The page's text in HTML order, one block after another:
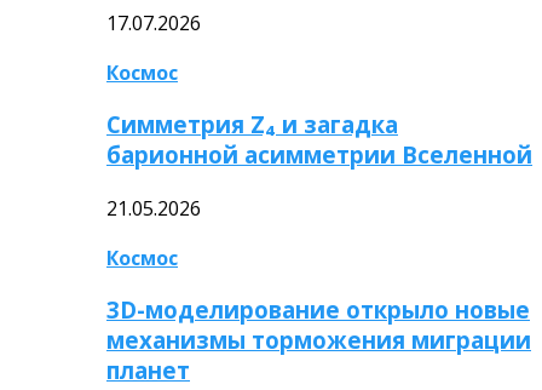
17.07.2026
Космос
Симметрия Z₄ и загадка
барионной асимметрии Вселенной
21.05.2026
Космос
3D-моделирование открыло новые
механизмы торможения миграции
планет